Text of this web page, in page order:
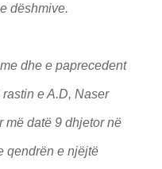
dëshmive.
dhe e paprecedent
e A.D, Naser
më datë 9 dhjetor në
qendrën e njëjtë